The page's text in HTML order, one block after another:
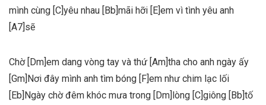
mình cùng [C]yêu nhau [Bb]mãi hỡi [E]em vì tình yêu anh
[A7]sẽ
Chờ [Dm]em dang vòng tay và thứ [Am]tha cho anh ngày ấy
[Gm]Nơi đây mình anh tìm bóng [F]em như chim lạc lối
[Eb]Ngày chờ đêm khóc mưa trong [Dm]lòng [C]giông [Bb]tố